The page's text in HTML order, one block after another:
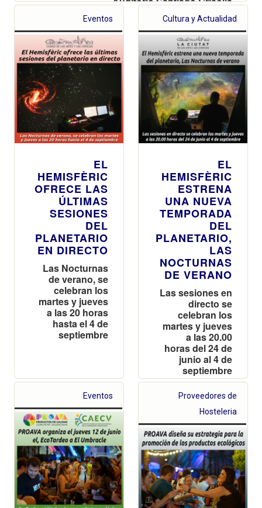
Eventos
EL
HEMISFÈRIC
OFRECE LAS
ÚLTIMAS
SESIONES
DEL
PLANETARIO
EN DIRECTO
Las Nocturnas
de verano, se
celebran los
martes y jueves
a las 20 horas
hasta el 4 de
septiembre
Cultura y Actualidad
EL
HEMISFÈRIC
ESTRENA
UNA NUEVA
TEMPORADA
DEL
PLANETARIO,
LAS
NOCTURNAS
DE VERANO
Las sesiones en
directo se
celebran los
martes y jueves
a las 20.00
horas del 24 de
junio al 4 de
septiembre
Eventos
Proveedores de
Hosteleria